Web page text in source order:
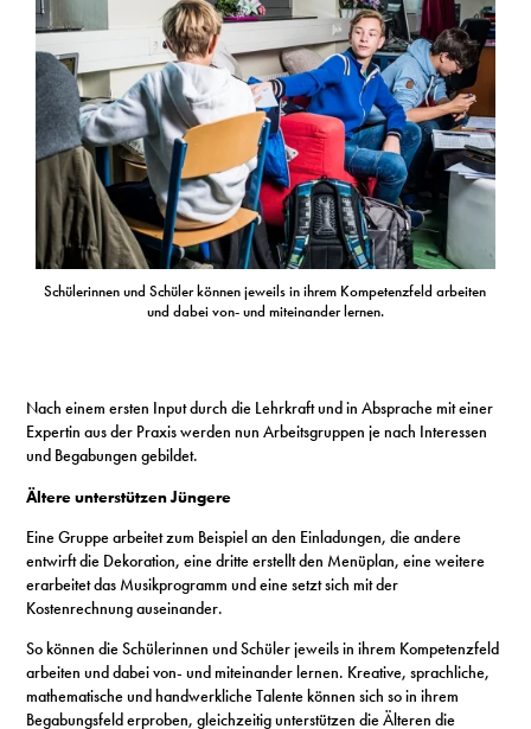
Schülerinnen und Schüler können jeweils in ihrem Kompetenzfeld arbeiten
und dabei von- und miteinander lernen.
Nach einem ersten Input durch die Lehrkraft und in Absprache mit einer
Expertin aus der Praxis werden nun Arbeitsgruppen je nach Interessen
und Begabungen gebildet.
Ältere unterstützen Jüngere
Eine Gruppe arbeitet zum Beispiel an den Einladungen, die andere
entwirft die Dekoration, eine dritte erstellt den Menüplan, eine weitere
erarbeitet das Musikprogramm und eine setzt sich mit der
Kostenrechnung auseinander.
So können die Schülerinnen und Schüler jeweils in ihrem Kompetenzfeld
arbeiten und dabei von- und miteinander lernen. Kreative, sprachliche,
mathematische und handwerkliche Talente können sich so in ihrem
Begabungsfeld erproben, gleichzeitig unterstützen die Älteren die